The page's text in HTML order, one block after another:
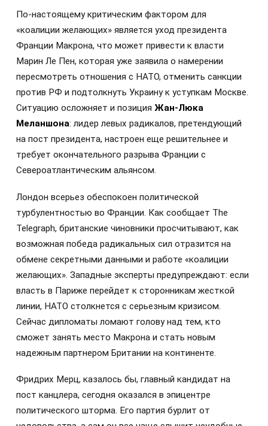
По-настоящему критическим фактором для
«коалиции желающих» является уход президента
Франции Макрона, что может привести к власти
Марин Ле Пен, которая уже заявила о намерении
пересмотреть отношения с НАТО, отменить санкции
против РФ и подтолкнуть Украину к уступкам Москве.
Ситуацию осложняет и позиция Жан-Люка
Меланшона: лидер левых радикалов, претендующий
на пост президента, настроен еще решительнее и
требует окончательного разрыва Франции с
Североатлантическим альянсом.
Лондон всерьез обеспокоен политической
турбулентностью во Франции. Как сообщает The
Telegraph, британские чиновники просчитывают, как
возможная победа радикальных сил отразится на
обмене секретными данными и работе «коалиции
желающих». Западные эксперты предупреждают: если
власть в Париже перейдет к сторонникам жесткой
линии, НАТО столкнется с серьезным кризисом.
Сейчас дипломаты ломают голову над тем, кто
сможет занять место Макрона и стать новым
надежным партнером Британии на континенте.
Фридрих Мерц, казалось бы, главный кандидат на
пост канцлера, сегодня оказался в эпицентре
политического шторма. Его партия бурлит от